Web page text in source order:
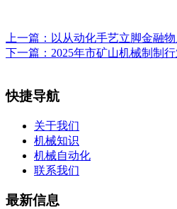
上一篇： 以从动化手艺立脚金融
下一篇： 2025年市矿山机械制制
快捷导航
关于我们
机械知识
机械自动化
联系我们
最新信息